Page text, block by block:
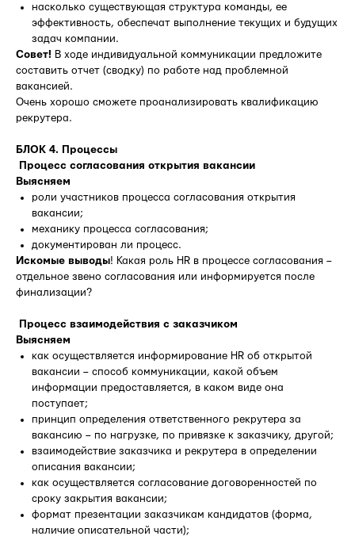
насколько существующая структура команды, ее
эффективность, обеспечат выполнение текущих и будущих
задач компании.
Совет! В ходе индивидуальной коммуникации предложите
составить отчет (сводку) по работе над проблемной
вакансией.
Очень хорошо сможете проанализировать квалификацию
рекрутера.
БЛОК 4. Процессы
Процесс согласования открытия вакансии
Выясняем
роли участников процесса согласования открытия
вакансии;
механику процесса согласования;
документирован ли процесс.
Искомые выводы! Какая роль HR в процессе согласования –
отдельное звено согласования или информируется после
финализации?
Процесс взаимодействия с заказчиком
Выясняем
как осуществляется информирование HR об открытой
вакансии – способ коммуникации, какой объем
информации предоставляется, в каком виде она
поступает;
принцип определения ответственного рекрутера за
вакансию – по нагрузке, по привязке к заказчику, другой;
взаимодействие заказчика и рекрутера в определении
описания вакансии;
как осуществляется согласование договоренностей по
сроку закрытия вакансии;
формат презентации заказчикам кандидатов (форма,
наличие описательной части);